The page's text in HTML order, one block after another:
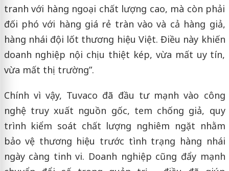
tranh với hàng ngoại chất lượng cao, mà còn phải
đối phó với hàng giá rẻ tràn vào và cả hàng giả,
hàng nhái đội lốt thương hiệu Việt. Điều này khiến
doanh nghiệp nội chịu thiệt kép, vừa mất uy tín,
vừa mất thị trường”.
Chính vì vậy, Tuvaco đã đầu tư mạnh vào công
nghệ truy xuất nguồn gốc, tem chống giả, quy
trình kiểm soát chất lượng nghiêm ngặt nhằm
bảo vệ thương hiệu trước tình trạng hàng nhái
ngày càng tinh vi. Doanh nghiệp cũng đẩy mạnh